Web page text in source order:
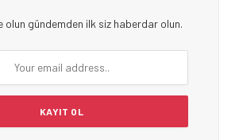
olun gündemden ilk siz haberdar olun.